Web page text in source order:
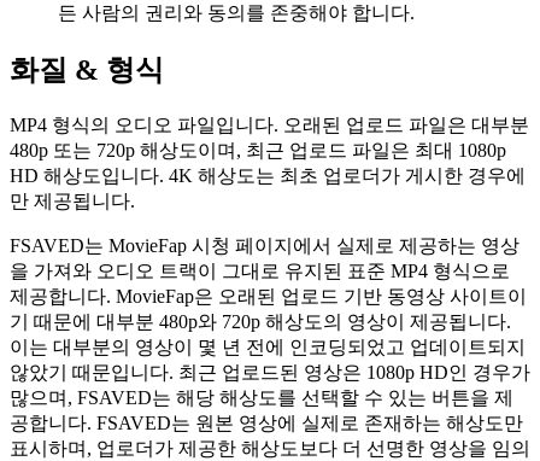
든 사람의 권리와 동의를 존중해야 합니다.
화질 & 형식
MP4 형식의 오디오 파일입니다. 오래된 업로드 파일은 대부분
480p 또는 720p 해상도이며, 최근 업로드 파일은 최대 1080p
HD 해상도입니다. 4K 해상도는 최초 업로더가 게시한 경우에
만 제공됩니다.
FSAVED는 MovieFap 시청 페이지에서 실제로 제공하는 영상
을 가져와 오디오 트랙이 그대로 유지된 표준 MP4 형식으로
제공합니다. MovieFap은 오래된 업로드 기반 동영상 사이트이
기 때문에 대부분 480p와 720p 해상도의 영상이 제공됩니다.
이는 대부분의 영상이 몇 년 전에 인코딩되었고 업데이트되지
않았기 때문입니다. 최근 업로드된 영상은 1080p HD인 경우가
많으며, FSAVED는 해당 해상도를 선택할 수 있는 버튼을 제
공합니다. FSAVED는 원본 영상에 실제로 존재하는 해상도만
표시하며, 업로더가 제공한 해상도보다 더 선명한 영상을 임의